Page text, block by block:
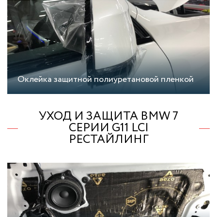
Оклейка защитной полиуретановой пленкой
УХОД И ЗАЩИТА BMW 7
СЕРИИ G11 LCI
РЕСТАЙЛИНГ